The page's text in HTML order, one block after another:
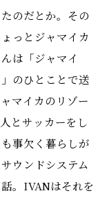
のだとか。その
っとジャマイカ
は「ジャマイ
のひとことで送
マイカのリゾー
とサッカーをし
事欠く暮らしが
ウンドシステム
。IVANはそれを